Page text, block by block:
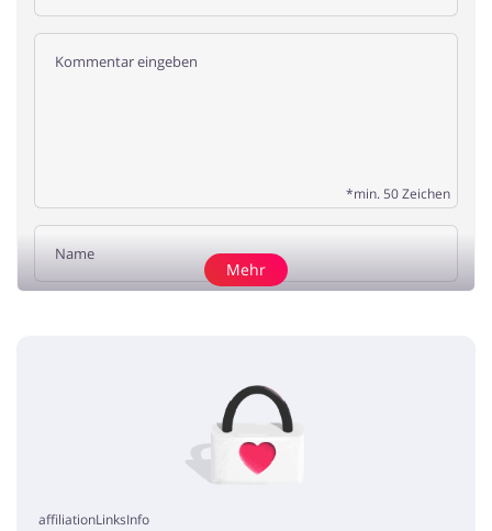
*min. 50 Zeichen
Einfach das beste aus den verschiedensten Marken zum günstigen
Preis! Definitiv eine Empfehlung!
Mehr
affiliationLinksInfo